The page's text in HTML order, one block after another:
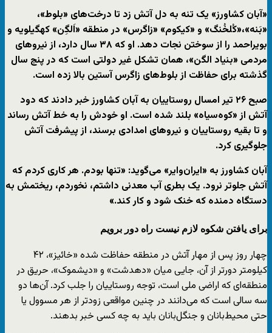
«آبان کشاورز» یک تنه به دل آتش زد تا درخت‌های «بلوط»،
«بَنه»،«کُلخُنگ» و «کیکوم» «زاگرس» در منطقه «اَلگِن» کهگیلویه و
بویراحمد را از سوختن نجات دهد. او که ۳۸ سال دارد، از نیروهای
مردمی «بنیاد الگن»، همان تشکل غیر دولتی است که در پنج سال
گذشته برای حفاظت از بلوط‌های زاگرس آستین بالا زده است.
صبح ۲۶ تیر امسال روستاییان به آبان کشاورز خبر دادند که دود
آتش از «کوه‌سیاه» بلند شده است. او خودش را به خط آتش‌ رساند
و تا بقیه روستاییان و نیروهای امدادی برسند، از پیشرفت آتش‌
جلوگیری کرد.
آبان کشاورز به «ایران‌وایر» می‌گوید: «تنها بودم. هر کاری کردم که
آتش جلوتر نرود. یک بطری آب معدنی داشتم، نخوردم، ریختمش به
دستگاه دمنده که خنک شود و کار کند.»
برای یافتن شکوه لازم نیست راه دور برویم
چهار روز پس از مهار آتش در منطقه حفاظت‌ شده «خائیز»، ۴۲
کیلومتر دورتر از آن، جایی میان «دهدشت» و «دیشموک»، حریق در
منطقه‌ای که اراضی ملی است، توجه روستاییان را جلب کرد. آن‌ها دو
سه سالی است که می‌دانند در چنین مواقعی زودتر از هر مسوول یا
حتی محیط‌بانان و جنگل‌بانان باید به چه کسی خبر بدهند.